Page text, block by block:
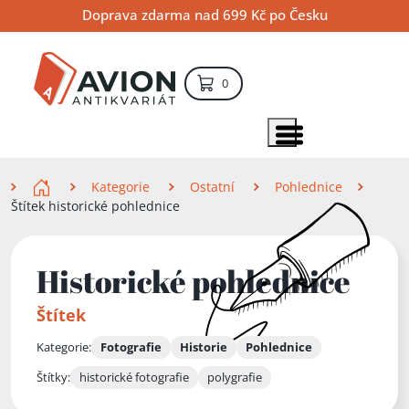
na
obsah
na
navigaci
na
vyhledávání
Doprava zdarma nad 699 Kč po Česku
0položek – košík
Zobrazit položky menu
Kategorie Ostatní
Pohlednice
Štítek historické pohlednice
Historické pohlednice
Štítek
Kategorie: Fotografie Historie
Pohlednice
Štítky:
historické fotografie polygrafie